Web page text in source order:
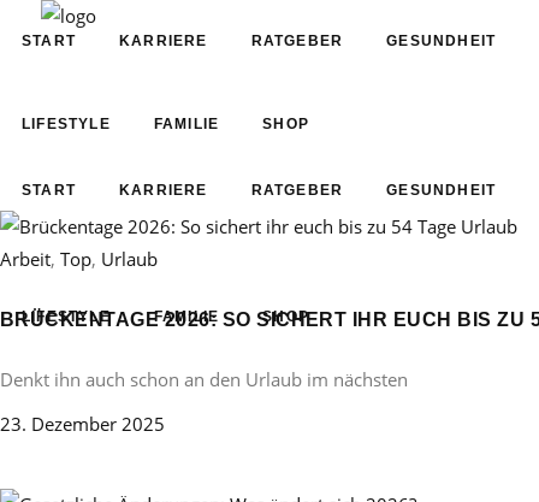
START KARRIERE RATGEBER GESUNDHEIT
LIFESTYLE FAMILIE SHOP
START KARRIERE RATGEBER GESUNDHEIT
LIFESTYLE FAMILIE SHOP
Arbeit, Top, Urlaub
BRÜCKENTAGE 2026: SO SICHERT IHR EUCH BIS ZU
Denkt ihn auch schon an den Urlaub im nächsten
23. Dezember 2025